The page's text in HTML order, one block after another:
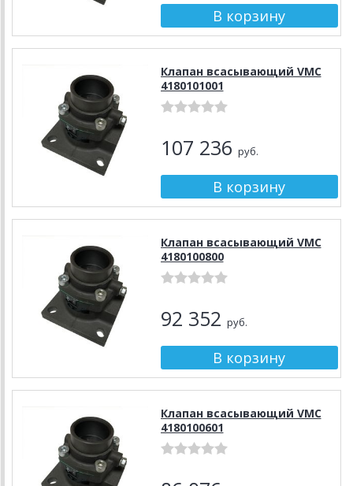
Клапан всасывающий VMC
4180101001
107 236 руб.
Клапан всасывающий VMC
4180100800
92 352 руб.
Клапан всасывающий VMC
4180100601